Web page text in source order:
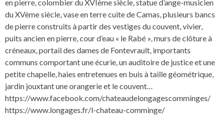
en pierre, colombier du XVIème siècle, statue d’ange-musicien
du XVème siècle, vase en terre cuite de Camas, plusieurs bancs
de pierre construits à partir des vestiges du couvent, vivier,
puits ancien en pierre, cour d’eau « le Rabé », murs de clôture à
créneaux, portail des dames de Fontevrault, importants
communs comportant une écurie, un auditoire de justice et une
petite chapelle, haies entretenues en buis à taille géométrique,
jardin jouxtant une orangerie et le couvent…
https://www.facebook.com/chateaudelongagescomminges/
https://www.longages.fr/l-chateau-comminge/